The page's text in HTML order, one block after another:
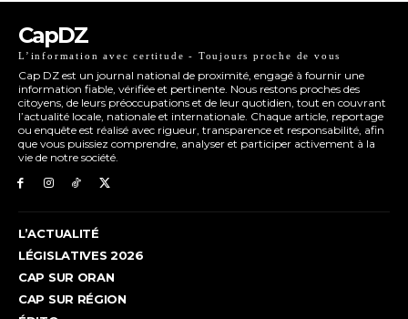
CapDZ
L’information avec certitude - Toujours proche de vous
Cap DZ est un journal national de proximité, engagé à fournir une
information fiable, vérifiée et pertinente. Nous restons proches des
citoyens, de leurs préoccupations et de leur quotidien, tout en couvrant
l’actualité locale, nationale et internationale. Chaque article, reportage
ou enquête est réalisé avec rigueur, transparence et responsabilité, afin
que vous puissiez comprendre, analyser et participer activement à la
vie de notre société.
L’ACTUALITÉ
LÉGISLATIVES 2026
CAP SUR ORAN
CAP SUR RÉGION